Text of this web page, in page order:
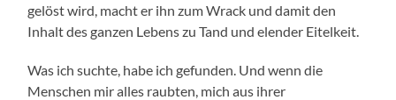
gelöst wird, macht er ihn zum Wrack und damit den
Inhalt des ganzen Lebens zu Tand und elender Eitelkeit.
Was ich suchte, habe ich gefunden. Und wenn die
Menschen mir alles raubten, mich aus ihrer